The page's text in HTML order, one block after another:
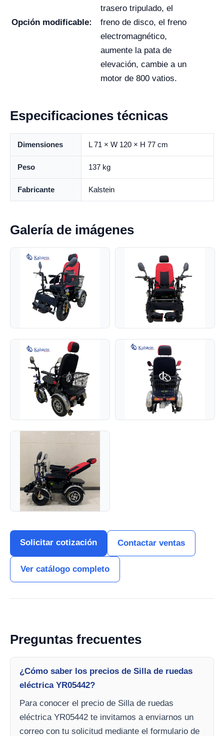
Opción modificable:
trasero tripulado, el
freno de disco, el freno
electromagnético,
aumente la pata de
elevación, cambie a un
motor de 800 vatios.
Especificaciones técnicas
Dimensiones L 71 × W 120 × H 77 cm
Peso 137 kg
Fabricante Kalstein
Galería de imágenes
Solicitar cotización Contactar ventas
Ver catálogo completo
Preguntas frecuentes
¿Cómo saber los precios de Silla de ruedas
eléctrica YR05442?
Para conocer el precio de Silla de ruedas
eléctrica YR05442 te invitamos a enviarnos un
correo con tu solicitud mediante el formulario de